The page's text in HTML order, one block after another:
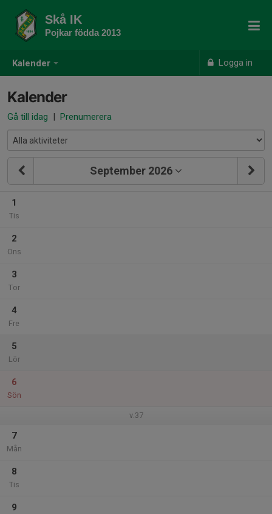
Kalender Logga in
Skå IK
Pojkar födda 2013
Kalender
Gå till idag | Prenumerera
September 2026
1
Tis
2
Ons
3
Tor
4
Fre
5
Lör
6
Sön
v.37
7
Mån
8
Tis
9